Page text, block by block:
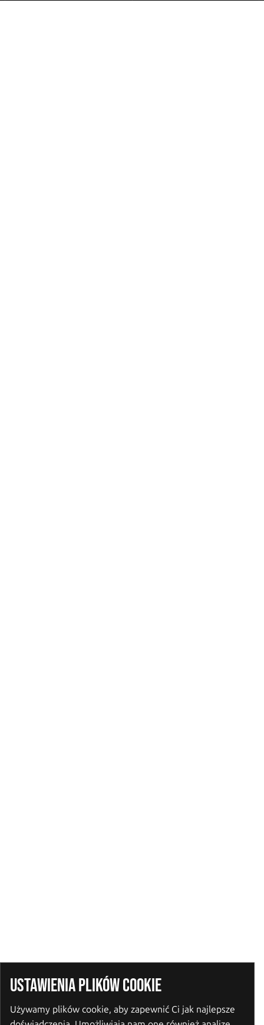
USTAWIENIA PLIKÓW COOKIE
Używamy plików cookie, aby zapewnić Ci jak najlepsze